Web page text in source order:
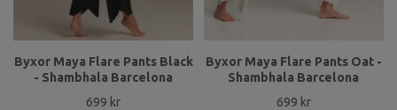
Byxor Maya Flare Pants Black
- Shambhala Barcelona
699 kr
Byxor Maya Flare Pants Oat -
Shambhala Barcelona
699 kr